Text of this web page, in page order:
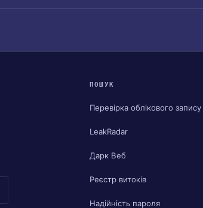
ПОШУК
Перевірка облікового запису
LeakRadar
Дарк Веб
Реєстр витоків
Надійність пароля